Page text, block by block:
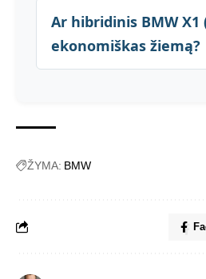
Ar hibridinis BMW X1
ekonomiškas žiemą?
ŽYMA: BMW